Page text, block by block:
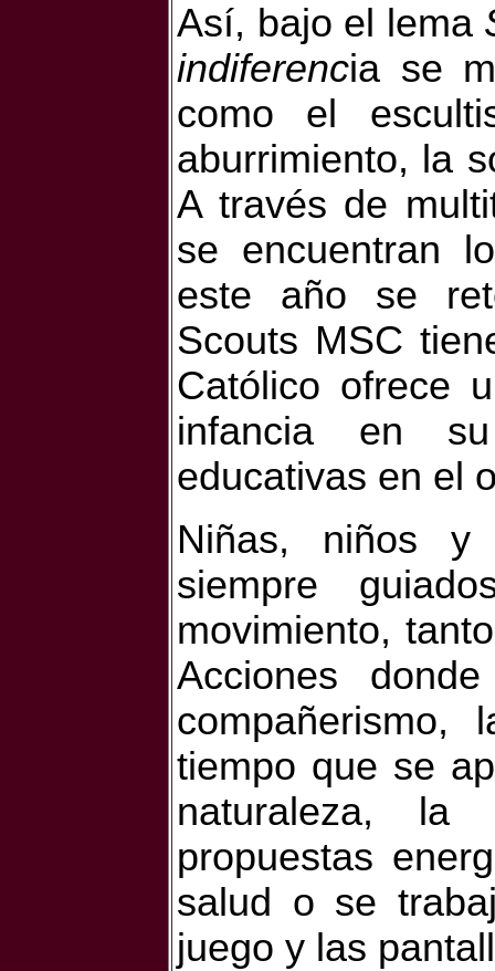
Así, bajo el lema
indiferencia se
como el
aburrimiento, la
A través de
se encuentran
este año se
Scouts MSC
Católico ofrece
infancia en su
educativas en el
Niñas, niños y
siempre
movimiento,
Acciones
tiempo que se
naturaleza,
propuestas
salud o se
juego y las